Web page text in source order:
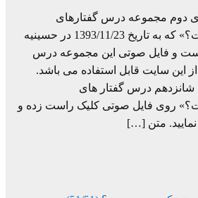
دوم مجموعه درس گفتارهای
«هرمنوتیک جدید چیست؟» که به تاریخ 1393/11/23 در حسینیه
است و فایل صوتی این مجموعه درس
از این سایت قابل استفاده می باشد.
شانزدهم درس گفتار های
روی فایل صوتی کلیک راست زده و
نمایید. متن […]